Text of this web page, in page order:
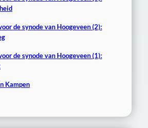
de synode van Hoogeveen (2):
de synode van Hoogeveen (1):
Kampen